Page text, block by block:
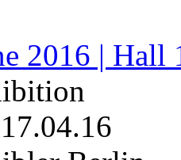
2016 | Hall
17.04.16